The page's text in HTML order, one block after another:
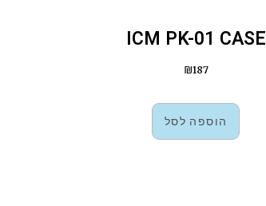
ICM PK-01 CASE
₪187
הוספה לסל